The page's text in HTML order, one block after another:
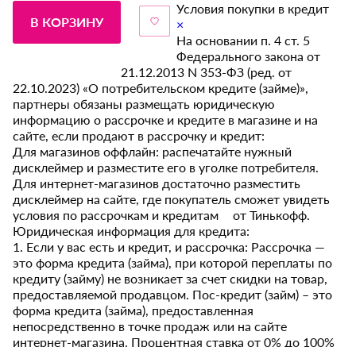
В КОРЗИНУ
Условия покупки в кредит
×
На основании п. 4 ст. 5
Федерального закона от
21.12.2013 N 353-ФЗ (ред. от
22.10.2023) «О потребительском кредите (займе)»,
партнеры обязаны размещать юридическую
информацию о рассрочке и кредите в магазине и на
сайте, если продают в рассрочку и кредит:
Для магазинов оффлайн: распечатайте нужный
дисклеймер и разместите его в уголке потребителя.
Для интернет-магазинов достаточно разместить
дисклеймер на сайте, где покупатель сможет увидеть
условия по рассрочкам и кредитам от Тинькофф.
Юридическая информация для кредита:
1. Если у вас есть и кредит, и рассрочка: Рассрочка —
это форма кредита (займа), при которой переплаты по
кредиту (займу) не возникает за счет скидки на товар,
предоставляемой продавцом. Пос-кредит (займ) – это
форма кредита (займа), предоставленная
непосредственно в точке продаж или на сайте
интернет-магазина. Процентная ставка от 0% до 100%